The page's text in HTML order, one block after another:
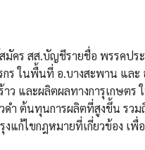
มัคร สส.บัญชีรายชื่อ พรรคป
ร ในพื้นที่ อ.บางสะพาน แล
และผลิตผลทางการุเกษตร
ต้นทุนการผลิตที่สูงขึ้น รวมถึ
แก้ไขกฎหมายที่เกี่ยวข้อง เพื่